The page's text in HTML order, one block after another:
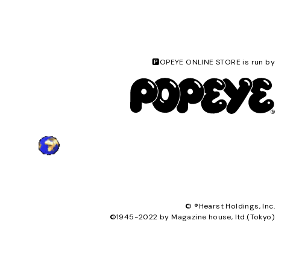
🅿️OPEYE ONLINE STORE is run by
© ®︎Hearst Holdings, Inc.
©1945-2022 by Magazine house, ltd.(Tokyo)